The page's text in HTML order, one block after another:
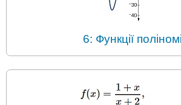
6: Функції